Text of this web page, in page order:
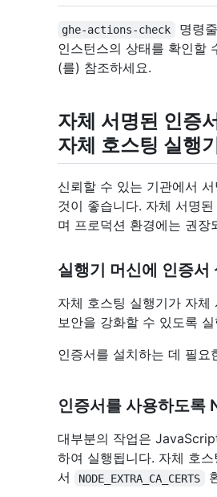
ghe-actions-check
명령
인스턴스의 상태를 확인할
(를) 참조하세요.
자체 서명된 인증
자체 호스팅 실행
신뢰할 수 있는 기관에서
것이 좋습니다. 자체 서명
며 프로덕션 환경에는 권장
실행기 머신에 인증서
자체 호스팅 실행기가 자
보안을 강화할 수 있도록
인증서를 설치하는 데 필요
인증서를 사용하도록
대부분의 작업은
하여 실행됩니다. 자체 호
서
NODE_EXTRA_CA_CERTS